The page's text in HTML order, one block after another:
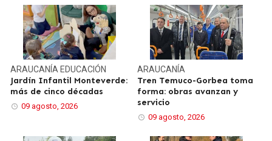
ARAUCANÍA EDUCACIÓN
Jardín Infantil Monteverde:
más de cinco décadas
09 agosto, 2026
ARAUCANÍA
Tren Temuco-Gorbea toma
forma: obras avanzan y
servicio
09 agosto, 2026